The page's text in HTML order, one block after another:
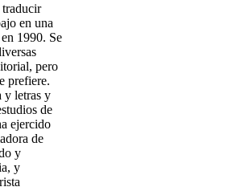
traducir
en una
1990. Se
pero
prefiere.
y letras y
de
ejercido
de
y
y